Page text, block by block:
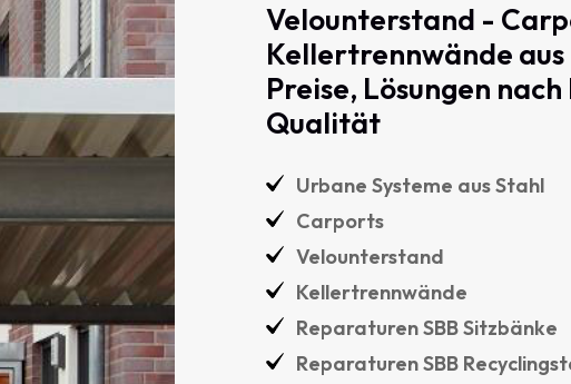
Velounterstand -
Kellertrennwände aus
Preise, Lösungen nach
Qualität
Urbane Systeme ausStahl
Carports
Velounterstand
Kellertrennwände
ReparaturenSBBSitzbänke
ReparaturenSBB